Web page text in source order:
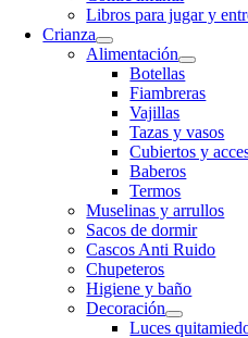
Libros para jugar y
Crianza
Alimentación
Botellas
Fiambreras
Vajillas
Tazas y vasos
Cubiertos y
Baberos
Termos
Muselinas y arrullos
Sacos de dormir
Cascos Anti Ruido
Chupeteros
Higiene y baño
Decoración
Luces